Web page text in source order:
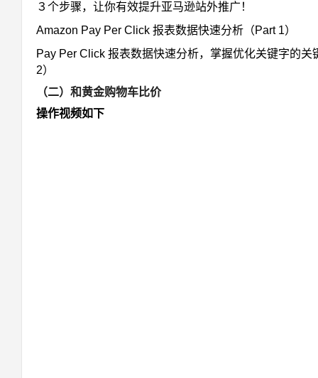
３个步骤，让你有效提升亚马逊站外推广！
Amazon Pay Per Click 报表数据快速分析（Part 1）
Pay Per Click 报表数据快速分析，掌握优化关键字的关
2）
（二）和黄金购物车比价
操作视频如下